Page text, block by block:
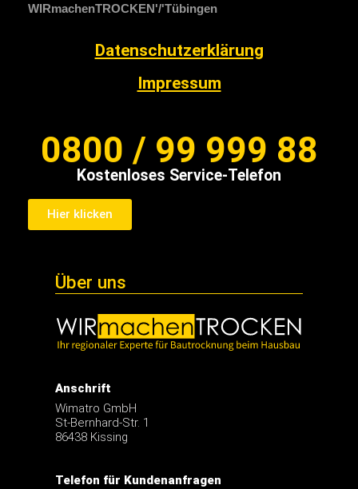
WIRmachenTROCKEN Tübingen
Datenschutzerklärung
Impressum
0800 / 99 999 88
Kostenloses Service-Telefon
Hier klicken
Über uns
Anschrift
Wimatro GmbH
St-Bernhard-Str. 1
86438 Kissing
Telefon für Kundenanfragen